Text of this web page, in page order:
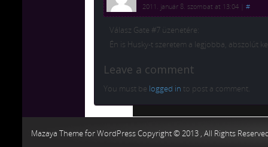
2011. január 8. szombat at 13:04 #
Válasz Gate #7 üzenetére:
Én is Husky-t szeretem a legjobba, abszolút
Leave a comment
You must be logged in to post a comment.
Mazaya Theme for WordPress Copyright © 2013 , All Rights